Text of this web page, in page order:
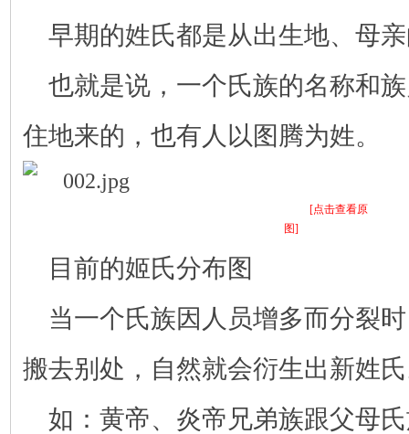
早期的姓氏都是从出生地、母
也就是说，一个氏族的名称和
住地来的，也有人以图腾为姓。
[点击查看原
图]
目前的姬氏分布图
当一个氏族因人员增多而分裂
搬去别处，自然就会衍生出新姓
如：黄帝、炎帝兄弟族跟父母